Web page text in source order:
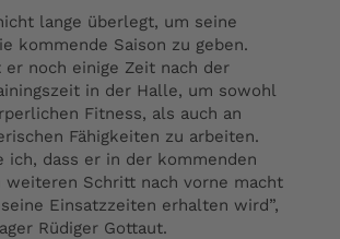
lange überlegt, um seine
kommende Saison zu geben.
er noch einige Zeit nach der
in der Halle, um sowohl
Fitness, als auch an
Fähigkeiten zu arbeiten.
ich, dass er in der kommenden
weiteren Schritt nach vorne macht
Einsatzzeiten erhalten wird”,
Rüdiger Gottaut.